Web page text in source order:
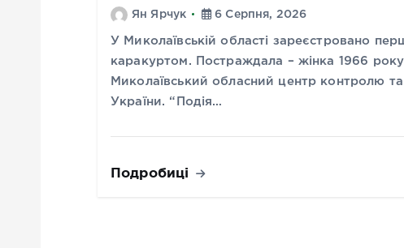
Ян Ярчук 6 Серпня, 2026
У Миколаївській області зареєстровано
каракуртом. Постраждала – жінка 1966
Миколаївський обласний центр контролю
України. “Подія…
Подробиці